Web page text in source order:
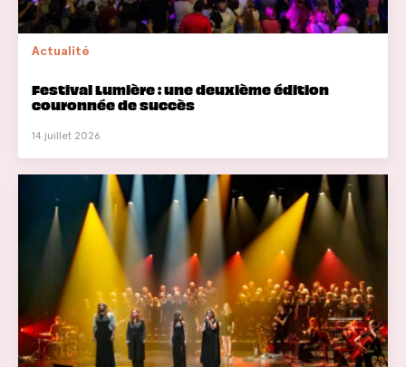
Actualité
Festival Lumière : une deuxième édition
couronnée de succès
14 juillet 2026